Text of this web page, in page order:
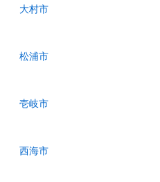
大村市
松浦市
壱岐市
西海市